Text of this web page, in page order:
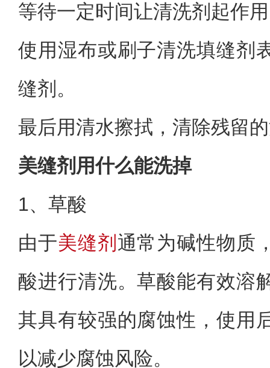
等待一定时间让清洗剂起作
使用湿布或刷子清洗填缝剂
缝剂。
最后用清水擦拭，清除残留
美缝剂用什么能洗掉
1、草酸
由于美缝剂 通常为碱性物质
酸进行清洗。草酸能有效溶
其具有较强的腐蚀性，使用
以减少腐蚀风险。